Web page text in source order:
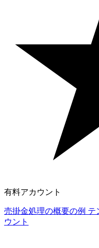
有料アカウント
売掛金処理の概要の例 テ
ウント